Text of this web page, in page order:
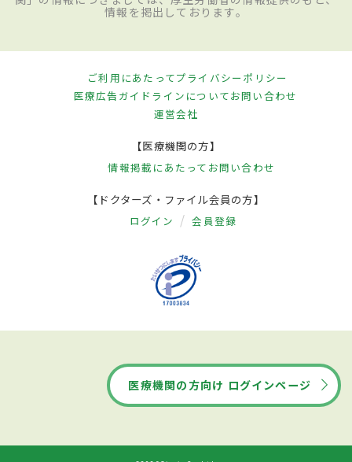
情報を掲出しております。
ご利用にあたってプライバシーポリシー
医療広告ガイドラインについてお問い合わせ
運営会社
【医療機関の方】
情報掲載にあたって お問い合わせ
【ドクターズ・ファイル会員の方】
ログイン 会員登録
医療機関の方向け ログインページ